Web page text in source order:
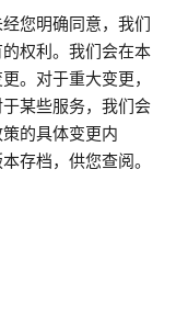
您明确同意，我们
权利。我们会在本
。对于重大变更，
某些服务，我们会
的具体变更内
存档，供您查阅。